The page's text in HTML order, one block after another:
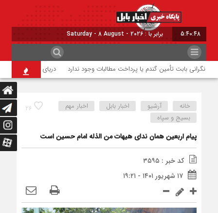
5:40:49 برابر با : Saturday - 8 August - 2026
نگرانی بابت تأمین گندم یا پرداخت مطالبات وجود ندارد دریای مازندران موقتاً
۲۶ خانه آرشیو اخبار بابل
اخبار مهم
بسیج و سپاه
پیام اربعین همان ندای هیهات من الذله امام حسین است
کد خبر : ۳۵۹۵
۱۷ شهریور ۱۴۰۱ - ۱۹:۲۱